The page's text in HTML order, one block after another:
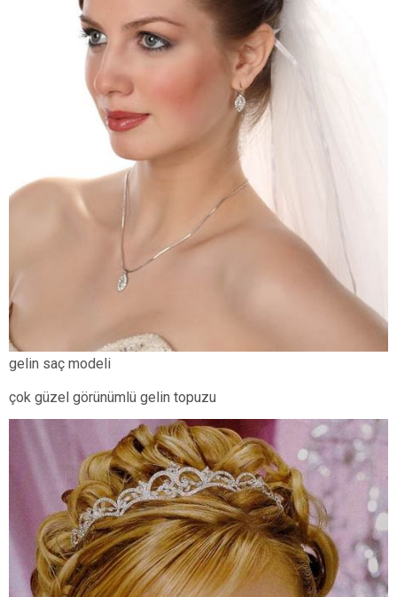
gelin saç modeli
çok güzel görünümlü gelin topuzu